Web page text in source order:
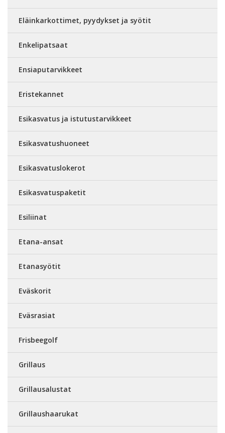
Eläinkarkottimet, pyydykset ja syötit
Enkelipatsaat
Ensiaputarvikkeet
Eristekannet
Esikasvatus ja istutustarvikkeet
Esikasvatushuoneet
Esikasvatuslokerot
Esikasvatuspaketit
Esiliinat
Etana-ansat
Etanasyötit
Eväskorit
Eväsrasiat
Frisbeegolf
Grillaus
Grillausalustat
Grillaushaarukat